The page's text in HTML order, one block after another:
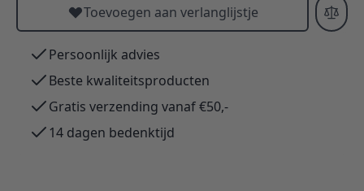
Toevoegen aan verlanglijstje
Persoonlijk advies
Beste kwaliteitsproducten
Gratis verzending vanaf €50,-
14 dagen bedenktijd